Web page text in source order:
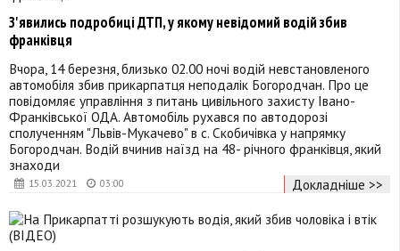
15.03.2021 03:00
З'явились подробиці ДТП, у якому невідомий водій збив
франківця
Вчора, 14 березня, близько 02.00 ночі водій невстановленого
автомобіля збив прикарпатця неподалік Богородчан. Про це
повідомляє управління з питань цивільного захисту Івано-
Франківської ОДА. Автомобіль рухався по автодорозі
сполученням "Львів-Мукачево" в с. Скобичівка у напрямку
Богородчан. Водій вчинив наїзд на 48- річного франківця, який
знаходи
Докладніше >>